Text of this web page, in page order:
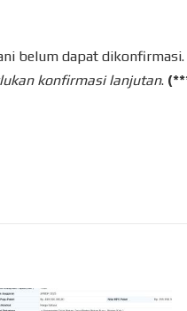
belum dapat
konfirmasi lanjutan.